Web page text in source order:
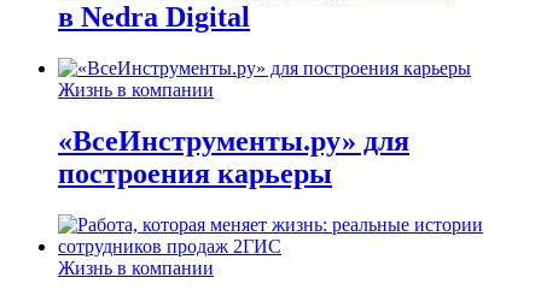
в Nedra Digital
Жизнь в компании
«ВсеИнструменты.ру» для
построения карьеры
Жизнь в компании